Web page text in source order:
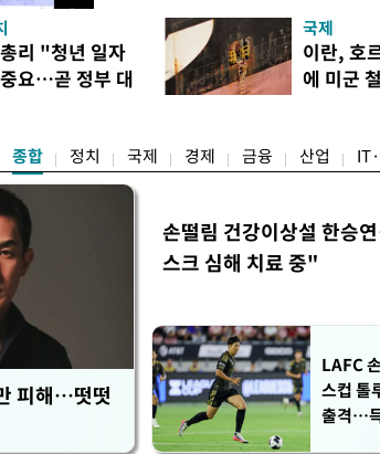
48.54%(1만8977표)를 얻어 상대 경쟁
를 1622표(4.14%p) 차로 제치고 1위
·인천 권리당원 투표에서도 김 후보가
적 합산(가중치 미반영)에서도 김 후
리 "청년 일자
요…곧 정부 대
국제
이란, 호
에 미군
종합 정치 국제 경제 금융 산업
피해…떳떳
손떨림 건강이상설 한승
스크 심해 치료 중"
LAFC
스컵 톨
출격…